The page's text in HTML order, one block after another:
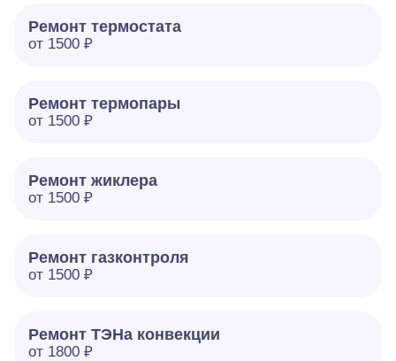
Ремонт термостата
от 1500 ₽
Ремонт термопары
от 1500 ₽
Ремонт жиклера
от 1500 ₽
Ремонт газконтроля
от 1500 ₽
Ремонт ТЭНа конвекции
от 1800 ₽